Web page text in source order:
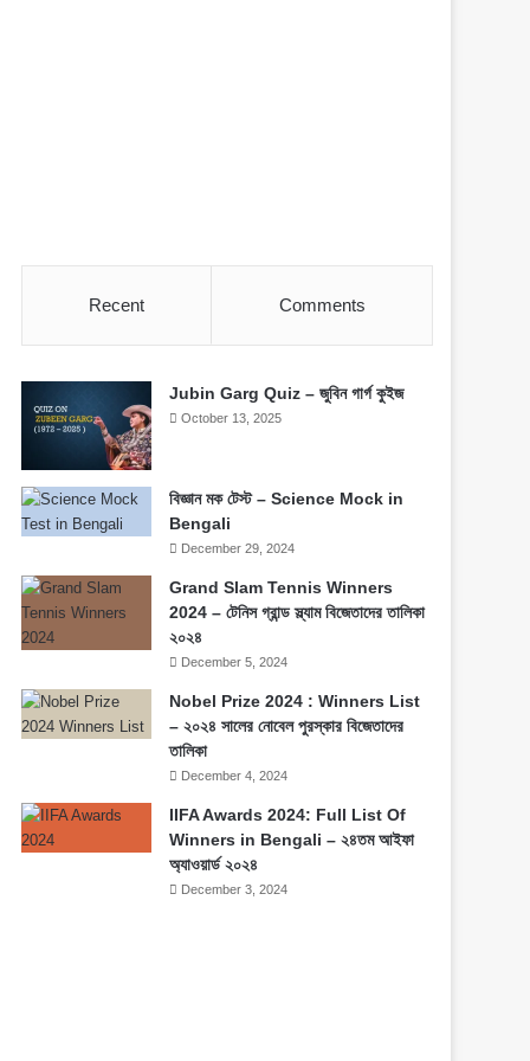
Recent Comments
Jubin Garg Quiz – জুবিন গার্গ কুইজ
October 13, 2025
বিজ্ঞান মক টেস্ট – Science Mock in
Bengali
December 29, 2024
Grand Slam Tennis Winners
2024 – টেনিস গ্রান্ড স্ল্যাম বিজেতাদের তালিকা
২০২৪
December 5, 2024
Nobel Prize 2024 : Winners List
– ২০২৪ সালের নোবেল পুরস্কার বিজেতাদের
তালিকা
December 4, 2024
IIFA Awards 2024: Full List Of
Winners in Bengali – ২৪তম আইফা
অ্যাওয়ার্ড ২০২৪
December 3, 2024